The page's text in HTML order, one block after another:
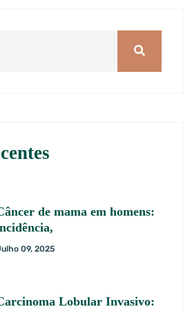
de mama em homens:
09, 2025
Lobular Invasivo: